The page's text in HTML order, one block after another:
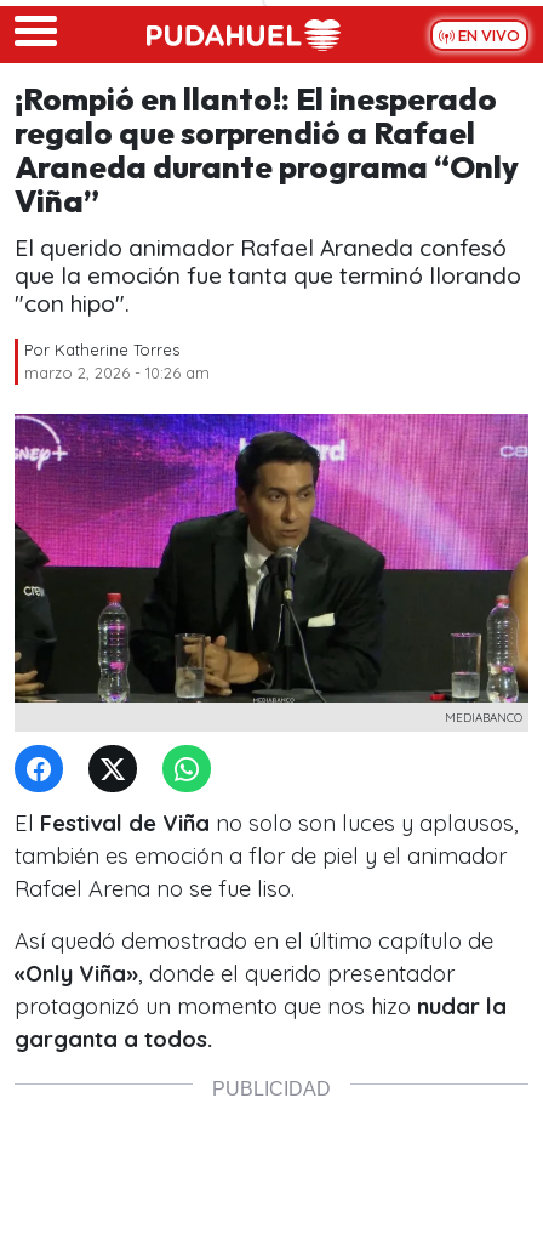
Skip to main content
EN VIVO
¡Rompió en llanto!: El inesperado
regalo que sorprendió a Rafael
Araneda durante programa “Only
Viña”
El querido animador Rafael Araneda confesó
que la emoción fue tanta que terminó llorando
"con hipo".
Por Katherine Torres
marzo 2, 2026 - 10:26 am
MEDIABANCO
El Festival de Viña no solo son luces y aplausos,
también es emoción a flor de piel y el animador
Rafael Arena no se fue liso.
Así quedó demostrado en el último capítulo de
«Only Viña», donde el querido presentador
protagonizó un momento que nos hizo nudar la
garganta a todos.